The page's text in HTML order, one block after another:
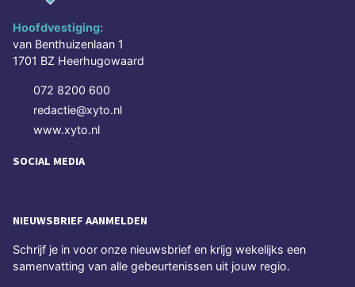
Hoofdvestiging:
van Benthuizenlaan 1
1701 BZ Heerhugowaard
072 8200 600
redactie@xyto.nl
www.xyto.nl
SOCIAL MEDIA
NIEUWSBRIEF AANMELDEN
Schrijf je in voor onze nieuwsbrief en krijg wekelijks een
samenvatting van alle gebeurtenissen uit jouw regio.